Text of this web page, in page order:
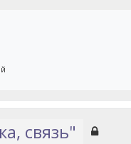
связь"